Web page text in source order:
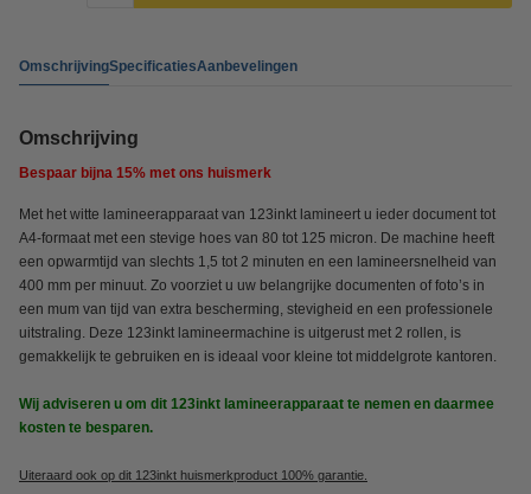
OmschrijvingSpecificatiesAanbevelingen
Omschrijving
Bespaar bijna 15% met ons huismerk
Met het witte lamineerapparaat van 123inkt lamineert u ieder document tot
A4-formaat met een stevige hoes van 80 tot 125 micron. De machine heeft
een opwarmtijd van slechts 1,5 tot 2 minuten en een lamineersnelheid van
400 mm per minuut. Zo voorziet u uw belangrijke documenten of foto’s in
een mum van tijd van extra bescherming, stevigheid en een professionele
uitstraling. Deze 123inkt lamineermachine is uitgerust met 2 rollen, is
gemakkelijk te gebruiken en is ideaal voor kleine tot middelgrote kantoren.
Wij adviseren u om dit 123inkt lamineerapparaat te nemen en daarmee
kosten te besparen.
Uiteraard ook op dit 123inkt huismerkproduct 100% garantie.